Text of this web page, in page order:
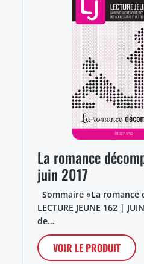
La romance
juin 2017
Sommaire «La romance
LECTURE JEUNE 162 |
de…
VOIR LE PRODUIT